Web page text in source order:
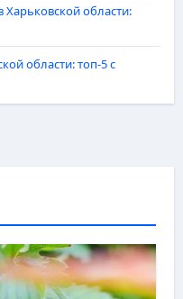
области:
области: топ-5 с